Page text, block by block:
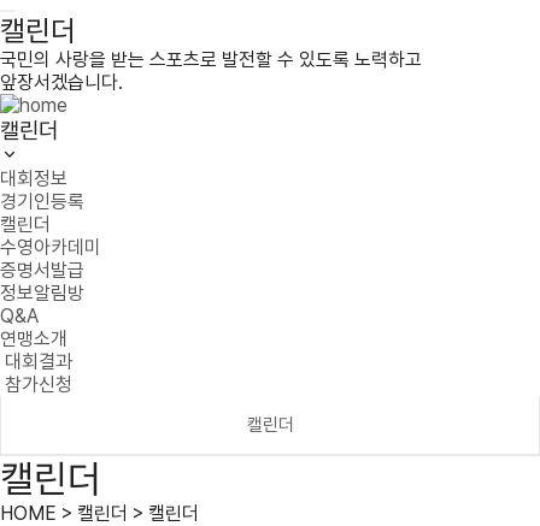
캘린더
국민의 사랑을 받는 스포츠로 발전할 수 있도록 노력하고
앞장서겠습니다.
캘린더
대회정보
경기인등록
캘린더
수영아카데미
증명서발급
정보알림방
Q&A
연맹소개
대회결과
참가신청
캘린더
캘린더
HOME > 캘린더 > 캘린더